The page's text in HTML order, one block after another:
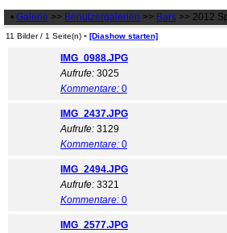
• Galerie >> Benutzergalerien >> Bars >> 2012
11 Bilder / 1 Seite(n) - [Diashow starten]
IMG_0988.JPG
Aufrufe: 3025
Kommentare: 0
IMG_2437.JPG
Aufrufe: 3129
Kommentare: 0
IMG_2494.JPG
Aufrufe: 3321
Kommentare: 0
IMG_2577.JPG